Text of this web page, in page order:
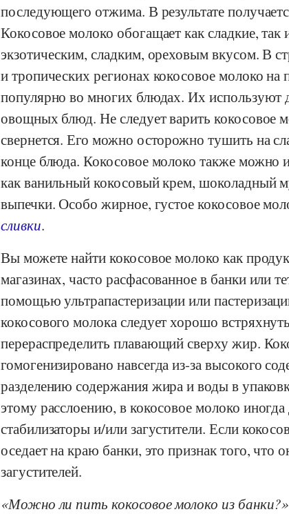
последующего отжима. В результате
Кокосовое молоко обогащает как сладкие,
экзотическим, сладким, ореховым вкусом. В
и тропических регионах кокосовое молоко
популярно во многих блюдах. Их используют
овощных блюд. Не следует варить кокосовое
свернется. Его можно осторожно тушить на
конце блюда. Кокосовое молоко также можно
как ванильный кокосовый крем, шоколадный
выпечки. Особо жирное, густое кокосовое
сливки.
Вы можете найти кокосовое молоко как
магазинах, часто расфасованное в банки или
помощью ультрапастеризации или
кокосового молока следует хорошо
перераспределить плавающий сверху жир.
гомогенизировано навсегда из-за высокого
разделению содержания жира и воды в
этому расслоению, в кокосовое молоко
стабилизаторы и/или загустители. Если
оседает на краю банки, это признак того, что
загустителей.
Можно ли пить кокосовое молоко из банки?